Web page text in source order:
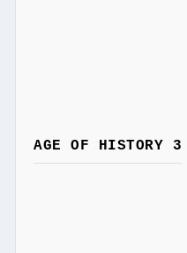
AGE OF HISTORY 3